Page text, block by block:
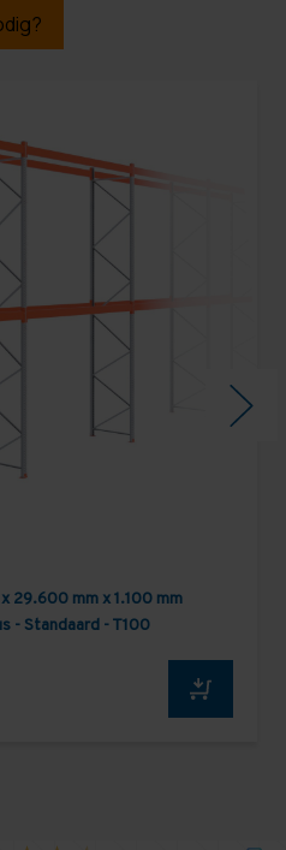
29.600 mm x 1.100 mm
- Standaard - T100